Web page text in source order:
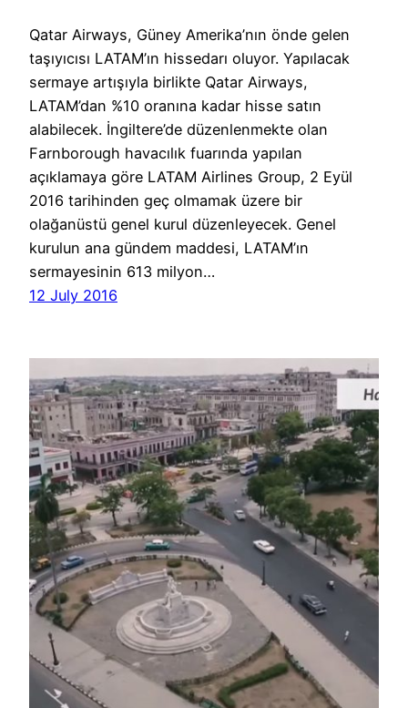
Qatar Airways, Güney Amerika’nın önde gelen
taşıyıcısı LATAM’ın hissedarı oluyor. Yapılacak
sermaye artışıyla birlikte Qatar Airways,
LATAM’dan %10 oranına kadar hisse satın
alabilecek. İngiltere’de düzenlenmekte olan
Farnborough havacılık fuarında yapılan
açıklamaya göre LATAM Airlines Group, 2 Eyül
2016 tarihinden geç olmamak üzere bir
olağanüstü genel kurul düzenleyecek. Genel
kurulun ana gündem maddesi, LATAM’ın
sermayesinin 613 milyon…
12 July 2016